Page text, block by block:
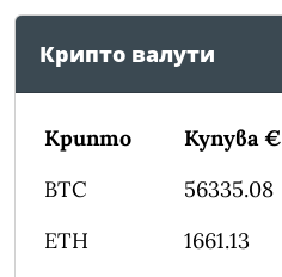
Крипто валути
Крипто Купува €
BTC
56335.08
ETH
1661.13